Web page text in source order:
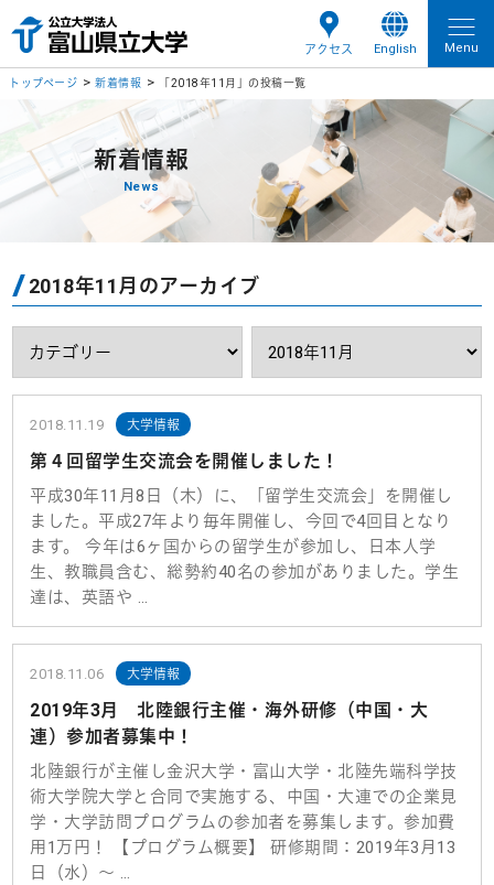
アクセス English Menu
トップページ 新着情報 「2018年11月」の投稿一覧
新着情報
News
2018年11月のアーカイブ
2018.11.19 大学情報
第４回留学生交流会を開催しました！
平成30年11月8日（木）に、「留学生交流会」を開催し
ました。平成27年より毎年開催し、今回で4回目となり
ます。 今年は6ヶ国からの留学生が参加し、日本人学
生、教職員含む、総勢約40名の参加がありました。学生
達は、英語や …
2018.11.06 大学情報
2019年3月 北陸銀行主催・海外研修（中国・大
連）参加者募集中！
北陸銀行が主催し金沢大学・富山大学・北陸先端科学技
術大学院大学と合同で実施する、中国・大連での企業見
学・大学訪問プログラムの参加者を募集します。参加費
用1万円！ 【プログラム概要】 研修期間：2019年3月13
日（水）～ …